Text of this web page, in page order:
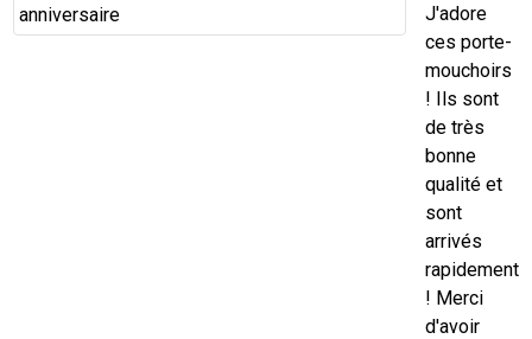
J'adore
ces porte-
mouchoirs
! Ils sont
de très
bonne
qualité et
sont
arrivés
rapidement
! Merci
d'avoir